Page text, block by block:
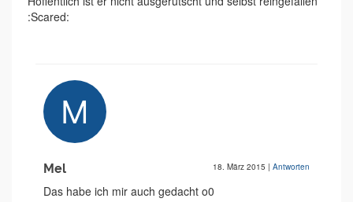
:Scared:
Mel 18. März 2015 | Antworten
Das habe ich mir auch gedacht o0